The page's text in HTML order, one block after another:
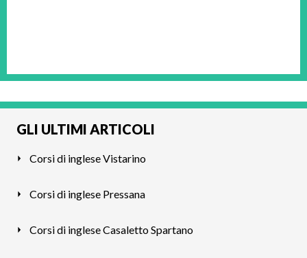
GLI ULTIMI ARTICOLI
Corsi di inglese Vistarino
Corsi di inglese Pressana
Corsi di inglese Casaletto Spartano